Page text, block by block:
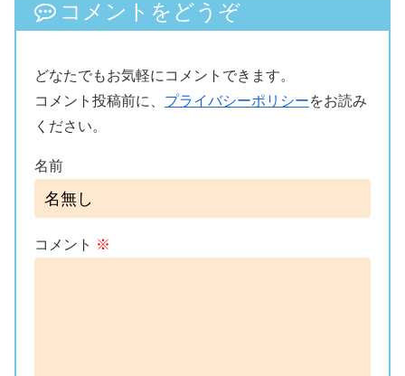
コメントをどうぞ
どなたでもお気軽にコメントできます。
コメント投稿前に、 プライバシーポリシーをお読み
ください。
名前
コメント ※